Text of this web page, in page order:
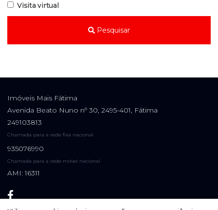
Visita virtual
Pesquisar
Imóveis Mais Fátima
Avenida Beato Nuno nº 30, 2495-401, Fátima
249103813
Chamada para a rede fixa nacional
935076990
Chamada para a rede móvel nacional
AMI: 16311